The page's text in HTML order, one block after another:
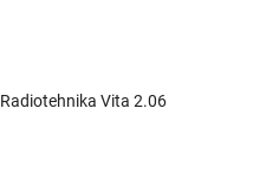
Radiotehnika Vita 2.06